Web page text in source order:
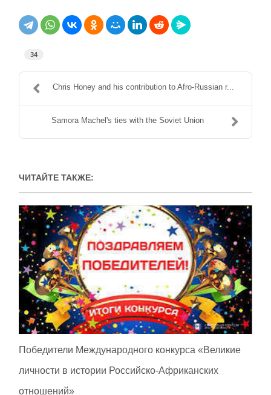
34
Chris Honey and his contribution to Afro-Russian r...
Samora Machel's ties with the Soviet Union
ЧИТАЙТЕ ТАКЖЕ:
Победители Международного конкурса «Великие
личности в истории Российско-Африканских
отношений»